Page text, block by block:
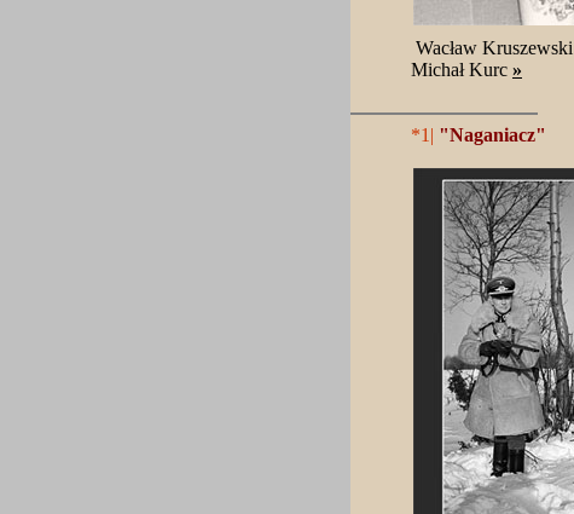
Wacław Kruszewski
Michał Kurc »
*1| "Naganiacz"